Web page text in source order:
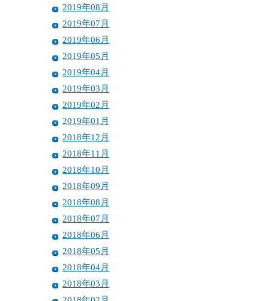
2019年08月
2019年07月
2019年06月
2019年05月
2019年04月
2019年03月
2019年02月
2019年01月
2018年12月
2018年11月
2018年10月
2018年09月
2018年08月
2018年07月
2018年06月
2018年05月
2018年04月
2018年03月